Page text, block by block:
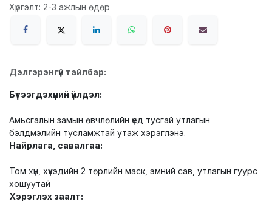
Хүргэлт: 2-3 ажлын өдөр
Дэлгэрэнгүй тайлбар:
Бүтээгдэхүүний үйлдэл:
Амьсгалын замын өвчлөлийн үед тусгай утлагын
бэлдмэлийн тусламжтай утаж хэрэглэнэ.
Найрлага, савалгаа:
Том хүн, хүүхэдийн 2 төрлийн маск, эмний сав, утлагын гуурс
хошуутай
Хэрэглэх заалт: